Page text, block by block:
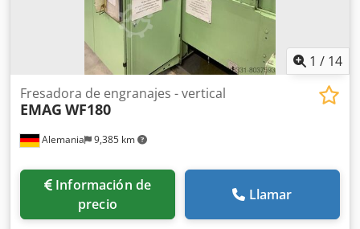
hidráulica de piezas de trabajo Sistema de carga
automática Transportador de chips magnéticos *
1 / 14
Alemania 9,385 km
Fresadora de engranajes - vertical
EMAG WF180
Información de
precio
Llamar